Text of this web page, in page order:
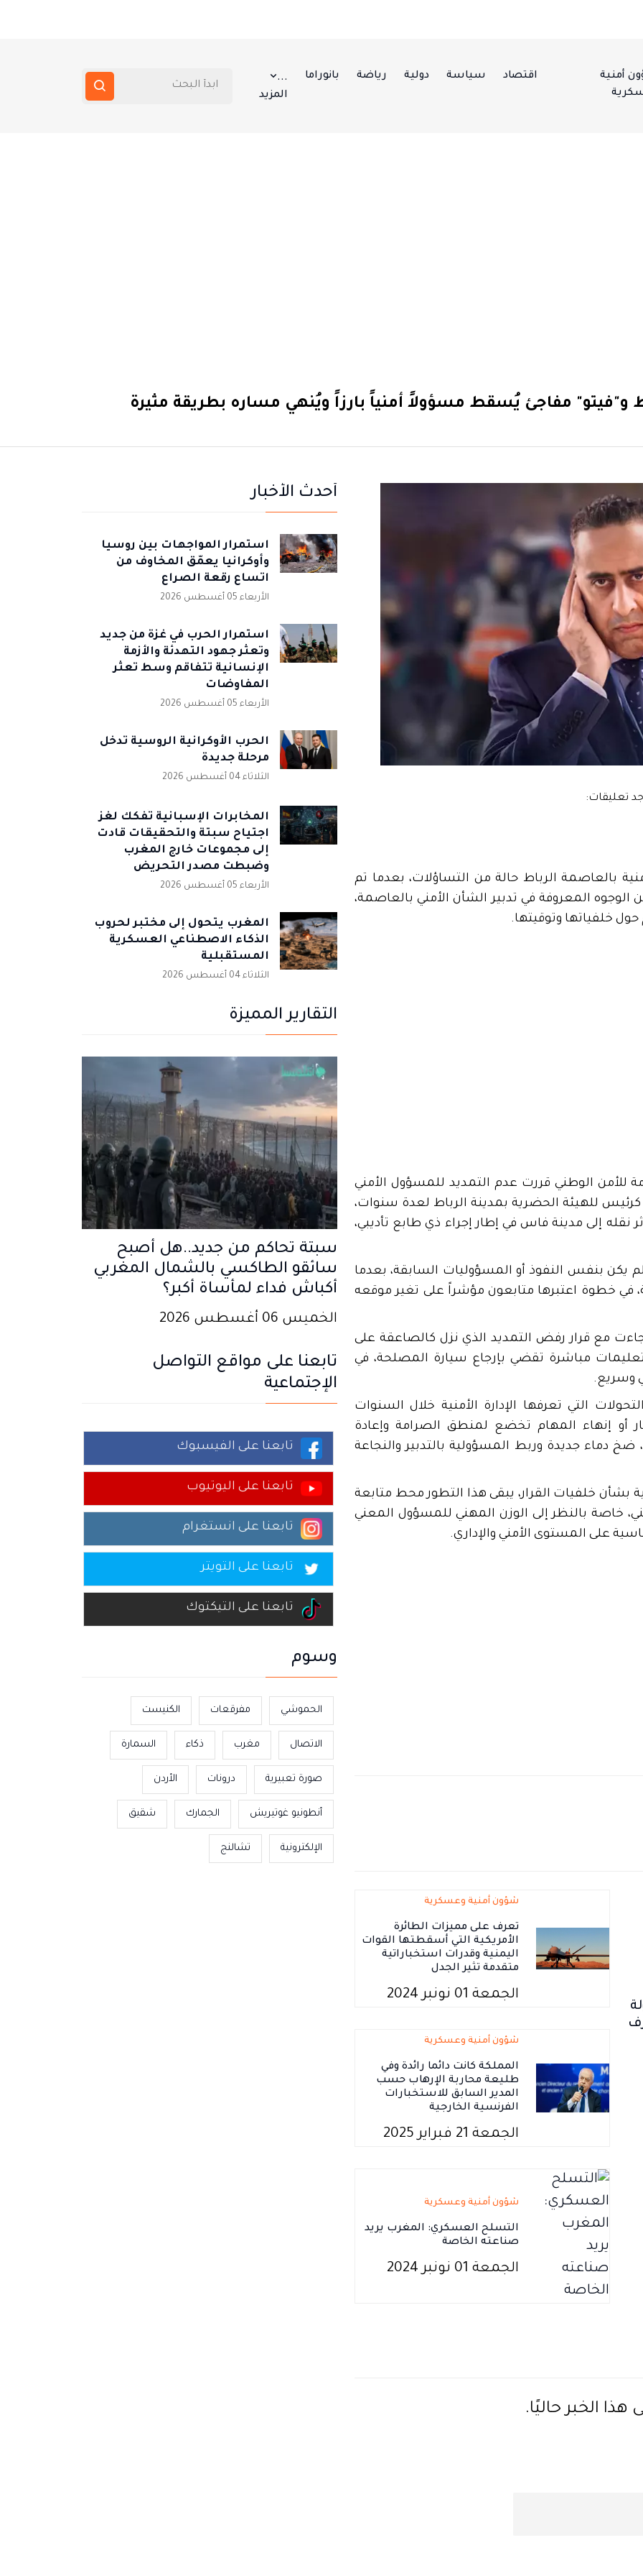
أمنية
اقتصاد سياسة دولية رياضة بانوراما
...
المزيد
و"فيتو" مفاجئ يُسقط مسؤولاً أمنياً بارزاً ويُنهي مساره بطريقة مثيرة
بالعاصمة الرباط حالة من التساؤلات، بعدما تم
المعروفة في تدبير الشأن الأمني بالعاصمة،
خلفياتها وتوقيتها.
للأمن الوطني قررت عدم التمديد للمسؤول الأمني
للهيئة الحضرية بمدينة الرباط لعدة سنوات،
إلى مدينة فاس في إطار إجراء ذي طابع تأديبي،
يكن بنفس النفوذ أو المسؤوليات السابقة، بعدما
في خطوة اعتبرها متابعون مؤشراً على تغير موقعه
مع قرار رفض التمديد الذي نزل كالصاعقة على
مباشرة تقضي بإرجاع سيارة المصلحة، في
وسريع.
التي تعرفها الإدارة الأمنية خلال السنوات
أو إنهاء المهام تخضع لمنطق الصرامة وإعادة
ضخ دماء جديدة وربط المسؤولية بالتدبير والنجاعة
خلفيات القرار، يبقى هذا التطور محط متابعة
خاصة بالنظر إلى الوزن المهني للمسؤول المعني
سية على المستوى الأمني والإداري.
شؤون أمنية وعسكرية
تعرف على مميزات الطائرة
الأمريكية التي أسقطتها القوات
اليمنية وقدرات استخباراتية
متقدمة تثير الجدل
الجمعة 01 نونبر 2024
شؤون أمنية وعسكرية
المملكة كانت دائما رائدة وفي
طليعة محاربة الإرهاب حسب
المدير السابق للاستخبارات
الفرنسية الخارجية
الجمعة 21 فبراير 2025
شؤون أمنية وعسكرية
التسلح العسكري: المغرب يريد
صناعته الخاصة
الجمعة 01 نونبر 2024
الخبر حاليًا.
أحدث الأخبار
استمرار المواجهات بين روسيا
وأوكرانيا يعمّق المخاوف من
اتساع رقعة الصراع
الأربعاء 05 أغسطس 2026
استمرار الحرب في غزة من جديد
وتعثر جهود التهدئة والأزمة
الإنسانية تتفاقم وسط تعثر
المفاوضات
الأربعاء 05 أغسطس 2026
الحرب الأوكرانية الروسية تدخل
مرحلة جديدة
الثلاثاء 04 أغسطس 2026
المخابرات الإسبانية تُفكك لغز
اجتياح سبتة والتحقيقات قادت
إلى مجموعات خارج المغرب
وضبطت مصدر التحريض
الأربعاء 05 أغسطس 2026
المغرب يتحول إلى مختبر لحروب
الذكاء الاصطناعي العسكرية
المستقبلية
الثلاثاء 04 أغسطس 2026
التقارير المميزة
سبتة تحاكم من جديد..هل أصبح
سائقو الطاكسي بالشمال المغربي
أكباش فداء لمأساة أكبر؟
الخميس 06 أغسطس 2026
تابعنا على مواقع التواصل
الإجتماعية
تابعنا على الفيسبوك
تابعنا على اليوتيوب
تابعنا على انستغرام
تابعنا على التويتر
تابعنا على التيكتوك
وسوم
الحموشي مفرقعات الكنيست
الاتصال مغرب ذكاء السمارة
صورة تعبيرية درونات الأردن
أنطونيو غوتيريش الجمارك شقيق
الإلكترونية تشالنج